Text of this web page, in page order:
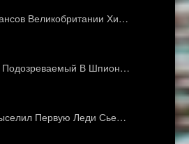
Великобритании Хи…
Подозреваемый В Шпион…
Первую Леди Сье…